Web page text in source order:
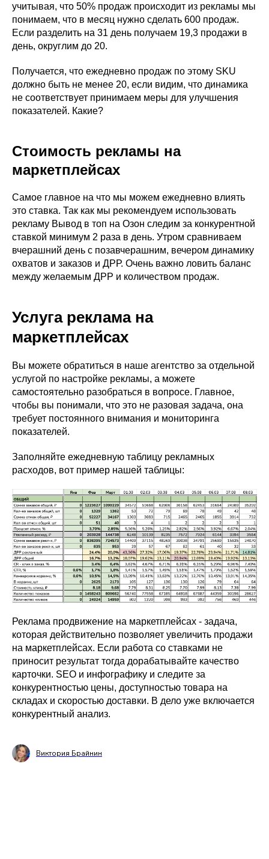
учитывая, что 50% продаж происходит из рекламы мы
понимаем, что в месяц нужно сделать 600 продаж.
Если разделить на 31 день получаем 19,3 продажи в
день, округлим до 20.
Получается, что ежедневно продаж по этому SKU
должно быть не менее 20, если видим, что динамика
не соответствует принимаем меры для улучшения
показателей. Какие?
Стоимость рекламы на
маркетплейсах
Самое главное на что мы можем ежедневно влиять
это ставка. Так как мы рекомендуем использовать
рекламу Вывод в топ на Озон следим за конкурентной
ставкой минимум 2 раза в день. Утром сравниваем
вчерашний день с позавчерашним, вечером динамику
охватов и заказов и ДРР. Очень важно ловить баланс
между желаемым ДРР и количеством продаж.
Услуга реклама на
маркетплейсах
Вы можете обратиться в наше агентство за отдельной
услугой по настройке рекламы, а можете
самостоятельно разобраться в вопросе. Главное,
чтобы вы понимали, что это не разовая задача, она
требует постоянного внимания и мониторинга
показателей.
Заполняйте ежедневную таблицу рекламных
расходов, вот пример нашей таблицы:
Реклама продвижение на маркетплейсах - задача,
которая действительно позволяет увеличить продажи
на маркетплейсах. Если работа со ставками не
приносит результат тогда дорабатывайте качество
карточки. SEO и инфографику и следите за
конкурентностью цены, доступностью товара на
складах и скоростью доставки. В дело уже включается
конкурентный анализ.
Виктория Брайнин